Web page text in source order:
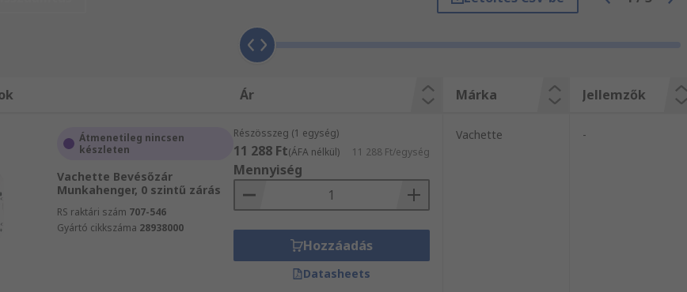
automatikai alkatrészek és kábelek teljes kínálatából válogathat. Válogasson
Ár Márka Jellemzők
Átmenetileg nincsen
készleten
Vachette Bevésőzár
Munkahenger, 0 szintű zárás
RS raktári szám 707-546
Gyártó cikkszáma 28938000
Részösszeg (1 egység)
11 288 Ft(ÁFA nélkül) 11 288 Ft/egység
Mennyiség
Hozzáadás
Datasheets
Vachette -